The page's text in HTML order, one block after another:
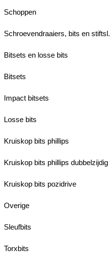
Schoppen
Schroevendraaiers, bits en stiftsl.
Bitsets en losse bits
Bitsets
Impact bitsets
Losse bits
Kruiskop bits phillips
Kruiskop bits phillips dubbelzijdig
Kruiskop bits pozidrive
Overige
Sleufbits
Torxbits